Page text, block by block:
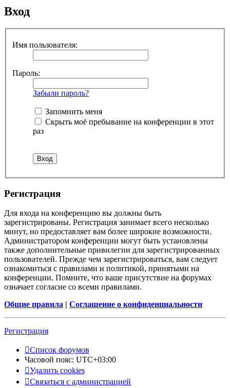
Вход
Имя пользователя:
Пароль:
Забыли пароль?
Запомнить меня
Скрыть моё пребывание на конференции в этот
раз
Регистрация
Для входа на конференцию вы должны быть
зарегистрированы. Регистрация занимает всего несколько
минут, но предоставляет вам более широкие возможности.
Администратором конференции могут быть установлены
также дополнительные привилегии для зарегистрированных
пользователей. Прежде чем зарегистрироваться, вам следует
ознакомиться с правилами и политикой, принятыми на
конференции. Помните, что ваше присутствие на форумах
означает согласие со всеми правилами.
Общие правила | Соглашение о конфиденциальности
Регистрация
Список форумов
Часовой пояс: UTC+03:00
Удалить cookies
Связаться с администрацией